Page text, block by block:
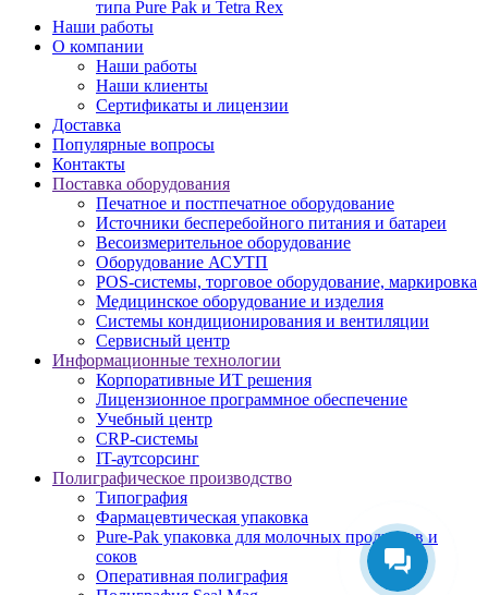
типа Pure Pak и Tetra Rex
Наши работы
О компании
Наши работы
Наши клиенты
Сертификаты и лицензии
Доставка
Популярные вопросы
Контакты
Поставка оборудования
Печатное и постпечатное оборудование
Источники бесперебойного питания и батареи
Весоизмерительное оборудование
Оборудование АСУТП
POS-системы, торговое оборудование, маркировка
Медицинское оборудование и изделия
Системы кондиционирования и вентиляции
Сервисный центр
Информационные технологии
Корпоративные ИТ решения
Лицензионное программное обеспечение
Учебный центр
CRP-системы
IT-аутсорсинг
Полиграфическое производство
Типография
Фармацевтическая упаковка
Pure-Pak упаковка для молочных продуктов и
соков
Оперативная полиграфия